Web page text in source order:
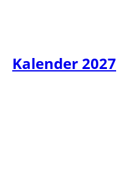
Kalender 2027